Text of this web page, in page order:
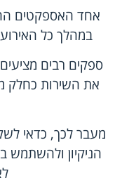
אחד האספקטים
במהלך כל
ספקים רבים
את השירות כחלק
מעבר לכך, כדאי
הניקיון ולהשתמש